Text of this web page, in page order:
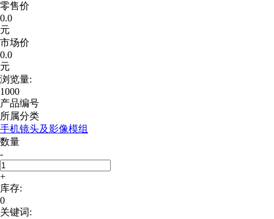
零售价
0.0
元
市场价
0.0
元
浏览量:
1000
产品编号
所属分类
手机镜头及影像模组
数量
-
+
库存:
0
关键词: